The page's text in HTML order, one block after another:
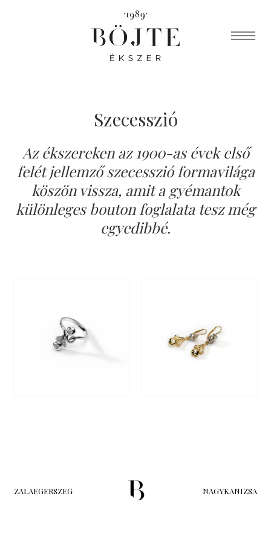
Szecesszió
Az ékszereken az 1900-as évek első
felét jellemző szecesszió formavilága
köszön vissza, amit a gyémantok
különleges bouton foglalata tesz még
egyedibbé.
ZALAEGERSZEG NAGYKANIZSA